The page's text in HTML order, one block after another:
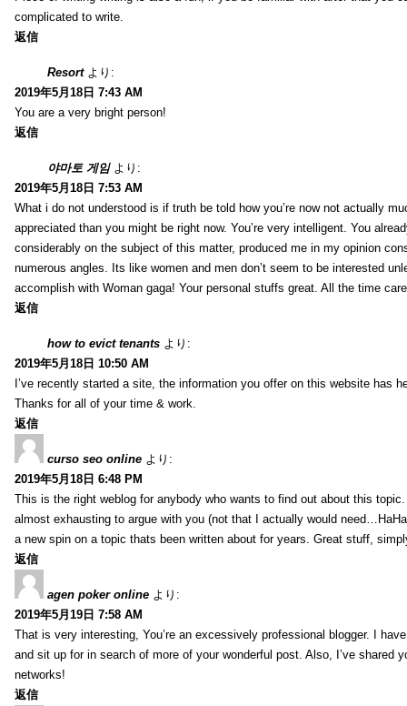
complicated to write.
返信
Resort より:
2019年5月18日 7:43 AM
You are a very bright person!
返信
야마토 게임 より:
2019年5月18日 7:53 AM
What i do not understood is if truth be told how you’re now not actually
appreciated than you might be right now. You’re very intelligent. You
considerably on the subject of this matter, produced me in my opinion
numerous angles. Its like women and men don’t seem to be interested
accomplish with Woman gaga! Your personal stuffs great. All the time
返信
how to evict tenants より:
2019年5月18日 10:50 AM
I’ve recently started a site, the information you offer on this website has
Thanks for all of your time & work.
返信
curso seo online より:
2019年5月18日 6:48 PM
This is the right weblog for anybody who wants to find out about this
almost exhausting to argue with you (not that I actually would
a new spin on a topic thats been written about for years. Great stuff,
返信
agen poker online より:
2019年5月19日 7:58 AM
That is very interesting, You’re an excessively professional blogger. I
and sit up for in search of more of your wonderful post. Also, I’ve shared
networks!
返信